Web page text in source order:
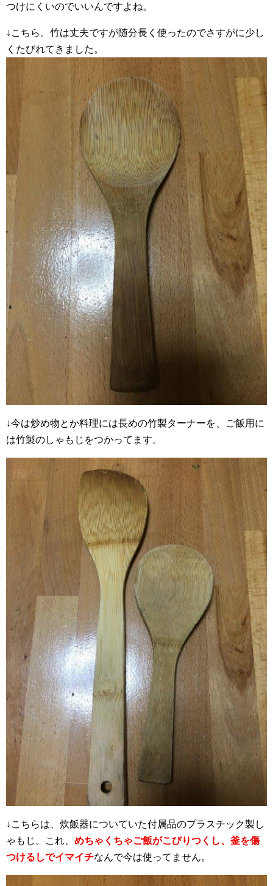
つけにくいのでいいんですよね。
↓こちら。竹は丈夫ですが随分長く使ったのでさすがに少し
くたびれてきました。
↓今は炒め物とか料理には長めの竹製ターナーを、ご飯用に
は竹製のしゃもじをつかってます。
↓こちらは、炊飯器についていた付属品のプラスチック製し
ゃもじ。これ、 めちゃくちゃご飯がこびりつくし、釜を傷
つけるしでイマイチなんで今は使ってません。